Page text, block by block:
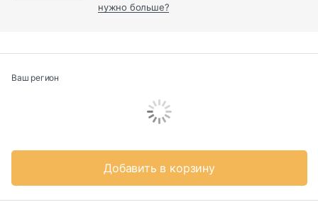
нужно больше?
Ваш регион
Добавить в корзину